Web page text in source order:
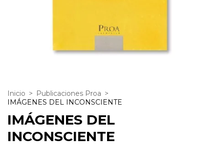
Inicio > Publicaciones Proa >
IMÁGENES DEL INCONSCIENTE
IMÁGENES DEL
INCONSCIENTE